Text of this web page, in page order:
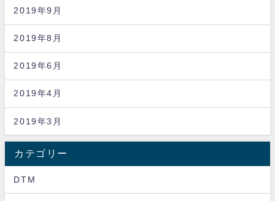
2019年9月
2019年8月
2019年6月
2019年4月
2019年3月
カテゴリー
DTM